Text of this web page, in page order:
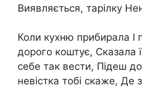
Виявляється, тарілку
Коли кухню прибирала І
дорого коштує, Сказала
себе так вести, Підеш
невістка тобі скаже, Де